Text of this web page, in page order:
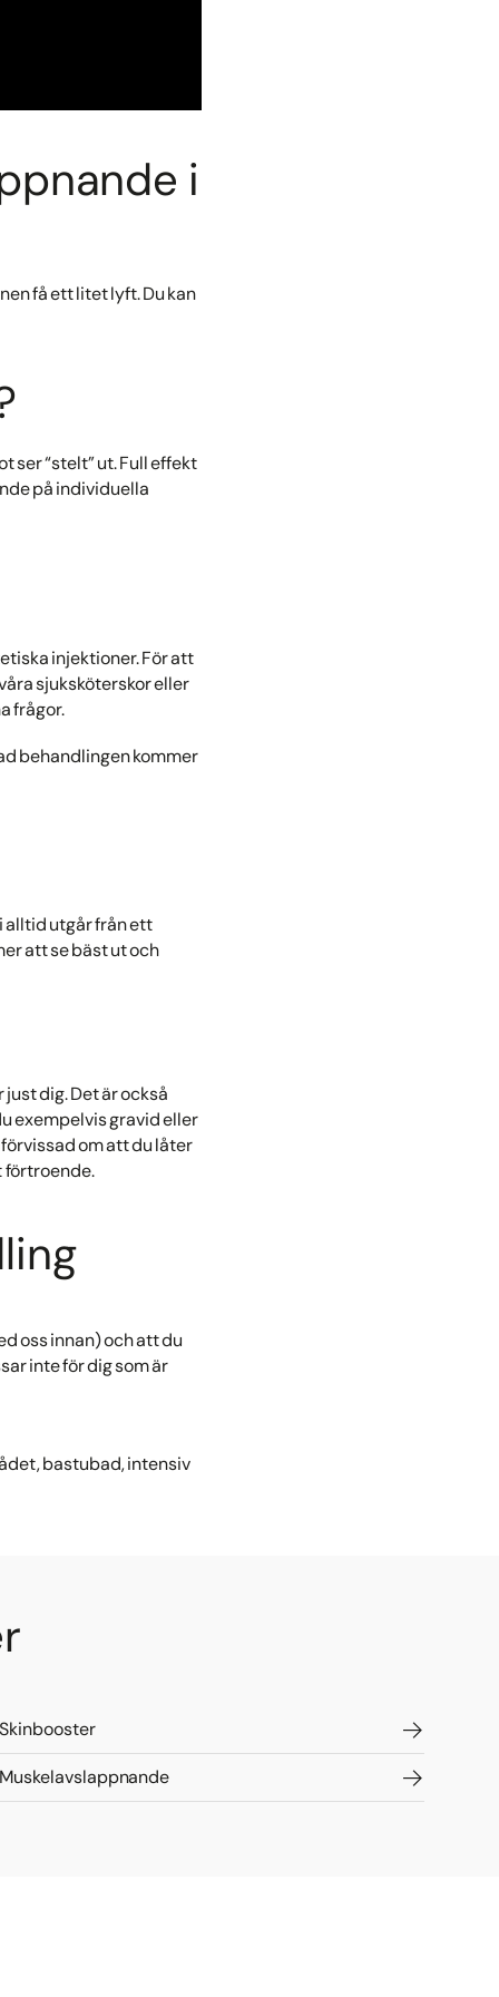
i
få ett litet lyft. Du kan
ser “stelt” ut. Full effekt
på individuella
injektioner. För att
sjuksköterskor eller
frågor.
behandlingen kommer
alltid utgår från ett
att se bäst ut och
dig. Det är också
exempelvis gravid eller
om att du låter
förtroende.
oss innan) och att du
inte för dig som är
bastubad, intensiv
Skinbooster
Muskelavslappnande